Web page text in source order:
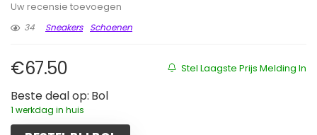
Uw recensie toevoegen
34
Sneakers Schoenen
Stel Laagste Prijs Melding In
€67.50
Beste deal op: Bol
1 werkdag in huis